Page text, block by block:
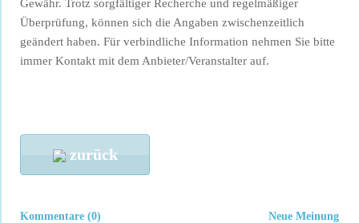
Gewähr. Trotz sorgfältiger Recherche und regelmäßiger
Überprüfung, können sich die Angaben zwischenzeitlich
geändert haben. Für verbindliche Information nehmen Sie bitte
immer Kontakt mit dem Anbieter/Veranstalter auf.
zurück
Neue Meinung
Kommentare (0)